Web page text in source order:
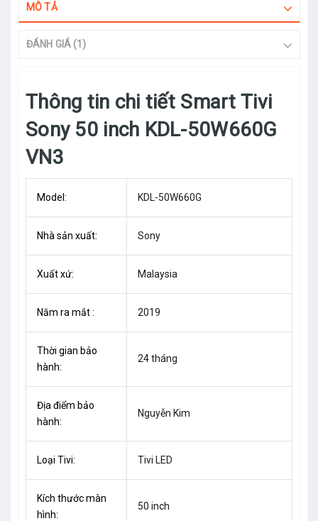
MÔ TẢ
ĐÁNH GIÁ (1)
Thông tin chi tiết Smart Tivi
Sony 50 inch KDL-50W660G
VN3
Model: KDL-50W660G
Nhà sản xuất: Sony
Xuất xứ: Malaysia
Năm ra mắt : 2019
Thời gian bảo
hành:
24 tháng
Địa điểm bảo
hành:
Nguyễn Kim
Loại Tivi: Tivi LED
Kích thước màn
hình:
50 inch